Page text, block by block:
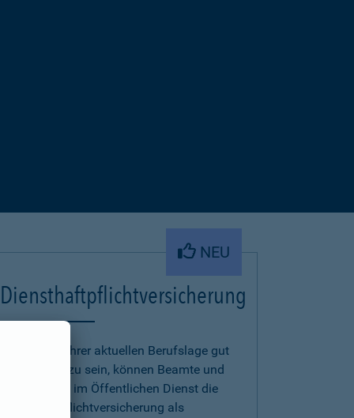
NEU
Diensthaftpflichtversicherung
Um auch in Ihrer aktuellen Berufslage gut
abgesichert zu sein, können Beamte und
Beschäftigte im Öffentlichen Dienst die
Diensthaftpflichtversicherung als